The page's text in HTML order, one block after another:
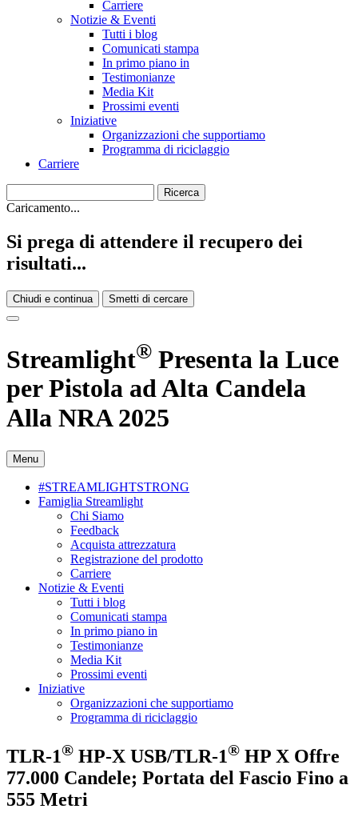
Carriere
Notizie & Eventi
Tutti i blog
Comunicati stampa
In primo piano in
Testimonianze
Media Kit
Prossimi eventi
Iniziative
Organizzazioni che supportiamo
Programma di riciclaggio
Carriere
Caricamento...
Si prega di attendere il recupero dei
risultati...
Chiudi e continua Smetti di cercare
Streamlight® Presenta la Luce
per Pistola ad Alta Candela
Alla NRA 2025
Menu
#STREAMLIGHTSTRONG
Famiglia Streamlight
Chi Siamo
Feedback
Acquista attrezzatura
Registrazione del prodotto
Carriere
Notizie & Eventi
Tutti i blog
Comunicati stampa
In primo piano in
Testimonianze
Media Kit
Prossimi eventi
Iniziative
Organizzazioni che supportiamo
Programma di riciclaggio
TLR-1® HP-X USB/TLR-1® HP X Offre
77.000 Candele; Portata del Fascio Fino a
555 Metri